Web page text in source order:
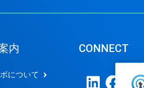
内
について
CONNECT